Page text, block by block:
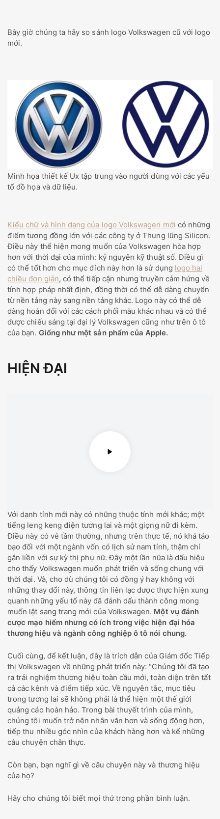
Bây giờ chúng ta hãy so sánh logo Volkswagen cũ với logo
mới.
Minh họa thiết kế Ux tập trung vào người dùng với các yếu
tố đồ họa và dữ liệu.
Kiểu chữ và hình dạng của logo Volkswagen mới có những
điểm tương đồng lớn với các công ty ở Thung lũng Silicon.
Điều này thể hiện mong muốn của Volkswagen hòa hợp
hơn với thời đại của mình: kỷ nguyên kỹ thuật số. Điều gì
có thể tốt hơn cho mục đích này hơn là sử dụng logo hai
chiều đơn giản, có thể tiếp cận nhưng truyền cảm hứng về
tính hợp pháp nhất định, đồng thời có thể dễ dàng chuyển
từ nền tảng này sang nền tảng khác. Logo này có thể dễ
dàng hoán đổi với các cách phối màu khác nhau và có thể
được chiếu sáng tại đại lý Volkswagen cũng như trên ô tô
của bạn. Giống như một sản phẩm của Apple.
HIỆN ĐẠI
Với danh tính mới này có những thuộc tính mới khác; một
tiếng leng keng điện tương lai và một giọng nữ đi kèm.
Điều này có vẻ tầm thường, nhưng trên thực tế, nó khá táo
bạo đối với một ngành vốn có lịch sử nam tính, thậm chí
gắn liền với sự kỳ thị phụ nữ. Đây một lần nữa là dấu hiệu
cho thấy Volkswagen muốn phát triển và sống chung với
thời đại. Và, cho dù chúng tôi có đồng ý hay không với
những thay đổi này, thông tin liên lạc được thực hiện xung
quanh những yếu tố này đã đánh dấu thành công mong
muốn lật sang trang mới của Volkswagen. Một vụ đánh
cược mạo hiểm nhưng có ích trong việc hiện đại hóa
thương hiệu và ngành công nghiệp ô tô nói chung.
Cuối cùng, để kết luận, đây là trích dẫn của Giám đốc Tiếp
thị Volkswagen về những phát triển này: “Chúng tôi đã tạo
ra trải nghiệm thương hiệu toàn cầu mới, toàn diện trên tất
cả các kênh và điểm tiếp xúc. Về nguyên tắc, mục tiêu
trong tương lai sẽ không phải là thể hiện một thế giới
quảng cáo hoàn hảo. Trong bài thuyết trình của mình,
chúng tôi muốn trở nên nhân văn hơn và sống động hơn,
tiếp thu nhiều góc nhìn của khách hàng hơn và kể những
câu chuyện chân thực.
Còn bạn, bạn nghĩ gì về câu chuyện này và thương hiệu
của họ?
Hãy cho chúng tôi biết mọi thứ trong phần bình luận.